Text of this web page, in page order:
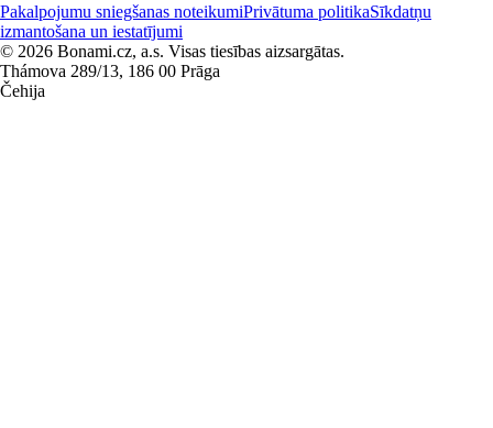
Pakalpojumu sniegšanas noteikumiPrivātuma politikaSīkdatņu
izmantošana un iestatījumi
© 2026 Bonami.cz, a.s. Visas tiesības aizsargātas.
Thámova 289/13, 186 00 Prāga
Čehija